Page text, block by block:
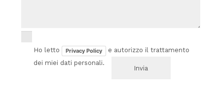
Ho letto Privacy Policy
e autorizzo il trattamento
dei miei dati personali.